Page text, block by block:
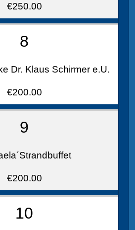
€250.00
8
Dr. Klaus Schirmer e.U.
€200.00
9
€200.00
10